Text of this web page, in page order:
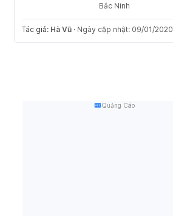
Bắc Ninh
Tác giả: Hà Vũ · Ngày cập nhật: 09/01/2020
Quảng Cáo